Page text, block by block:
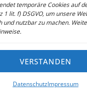
temporäre Cookies auf
1 lit. f) DSGVO, um unsere
und nutzbar zu machen.
VERSTANDEN
DatenschutzImpressum